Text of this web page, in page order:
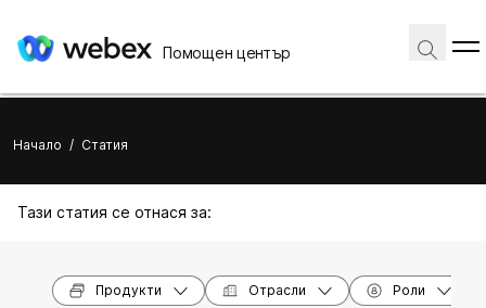
Помощен център
Начало / Статия
Тази статия се отнася за:
Продукти Отрасли Роли